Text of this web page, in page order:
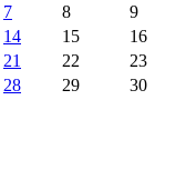
7 8
9
14 15
16
21 22
23
28 29
30